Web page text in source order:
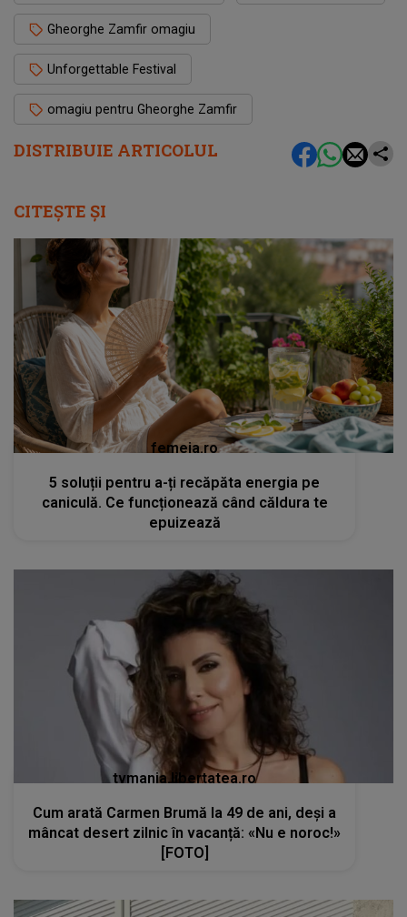
DISTRIBUIE ARTICOLUL
Gheorghe Zamfir omagiu
Unforgettable Festival
omagiu pentru Gheorghe Zamfir
CITEȘTE ȘI
femeia.ro
5 soluții pentru a-ți recăpăta energia pe
caniculă. Ce funcționează când căldura te
epuizează
tvmania.libertatea.ro
Cum arată Carmen Brumă la 49 de ani, deși a
mâncat desert zilnic în vacanță: «Nu e noroc!»
[FOTO]